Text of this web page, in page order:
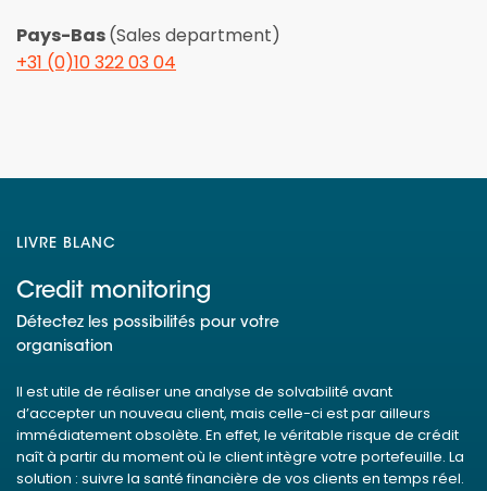
Pays-Bas(Sales department)
+31 (0)10 322 03 04
LIVRE BLANC
Credit monitoring
Détectez les possibilités pour votre
organisation
Il est utile de réaliser une analyse de solvabilité avant
d’accepter un nouveau client, mais celle-ci est par ailleurs
immédiatement obsolète. En effet, le véritable risque de crédit
naît à partir du moment où le client intègre votre portefeuille. La
solution : suivre la santé financière de vos clients en temps réel.